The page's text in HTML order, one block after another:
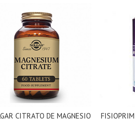
CITRATO DE MAGNESIO